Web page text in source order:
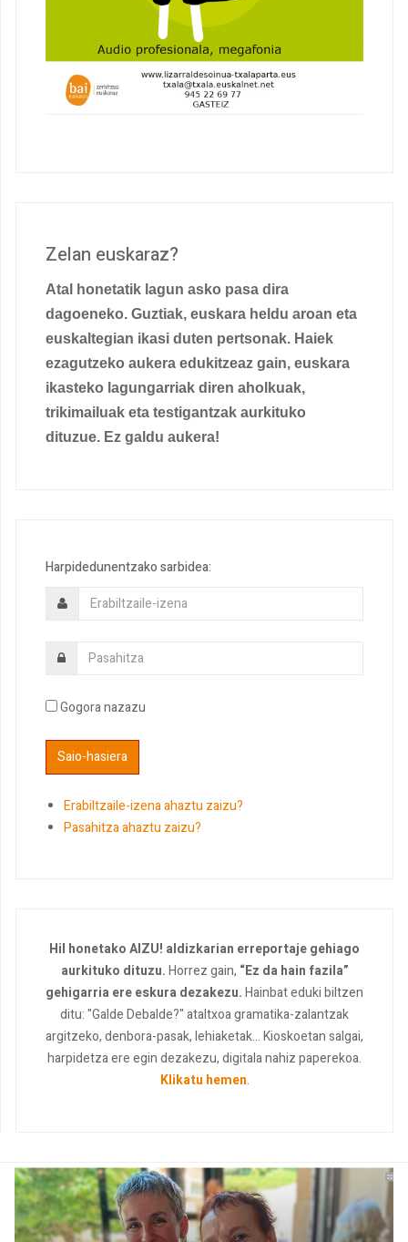
Zelan euskaraz?
Atal honetatik lagun asko pasa dira
dagoeneko. Guztiak, euskara heldu aroan eta
euskaltegian ikasi duten pertsonak. Haiek
ezagutzeko aukera edukitzeaz gain, euskara
ikasteko lagungarriak diren aholkuak,
trikimailuak eta testigantzak aurkituko
dituzue. Ez galdu aukera!
Harpidedunentzako sarbidea:
Gogora nazazu
Erabiltzaile-izena ahaztu zaizu?
Pasahitza ahaztu zaizu?
Hil honetako AIZU! aldizkarian erreportaje gehiago
aurkituko dituzu.Horrez gain, “Ez da hain fazila”
gehigarria ere eskura dezakezu.Hainbat eduki biltzen
ditu: "Galde Debalde?" ataltxoa gramatika-zalantzak
argitzeko, denbora-pasak, lehiaketak... Kioskoetan salgai,
harpidetza ere egin dezakezu, digitala nahiz paperekoa.
Klikatu hemen.